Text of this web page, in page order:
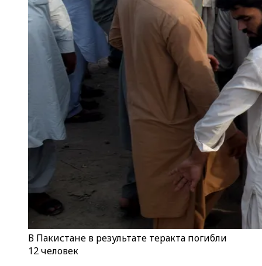
В Пакистане в результате теракта погибли
12 человек